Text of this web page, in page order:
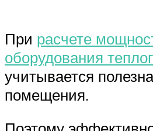
При расчете
оборудования
учитывается
помещения.